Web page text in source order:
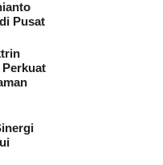
Pusat
Perkuat